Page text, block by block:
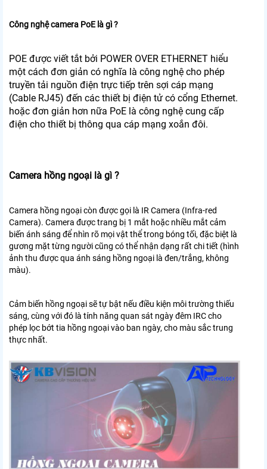
Công nghệ camera PoE là gì ?
POE được viết tắt bởi POWER OVER ETHERNET hiểu
một cách đơn giản có nghĩa là công nghệ cho phép
truyền tải nguồn điện trực tiếp trên sợi cáp mạng
(Cable RJ45) đến các thiết bị điện tử có cổng Ethernet.
hoặc đơn giản hơn nữa PoE là công nghệ cung cấp
điện cho thiết bị thông qua cáp mạng xoắn đôi.
Camera hồng ngoại là gì ?
Camera hồng ngoại còn được gọi là IR Camera (Infra-red
Camera). Camera được trang bị 1 mắt hoặc nhiều mắt cảm
biến ánh sáng để nhìn rõ mọi vật thể trong bóng tối, đặc biệt là
gương mặt từng người cũng có thể nhận dạng rất chi tiết (hình
ảnh thu được qua ánh sáng hồng ngoại là đen/trắng, không
màu).
Cảm biến hồng ngoại sẽ tự bật nếu điều kiện môi trường thiếu
sáng, cùng với đó là tính năng quan sát ngày đêm IRC cho
phép lọc bớt tia hồng ngoại vào ban ngày, cho màu sắc trung
thực nhất.